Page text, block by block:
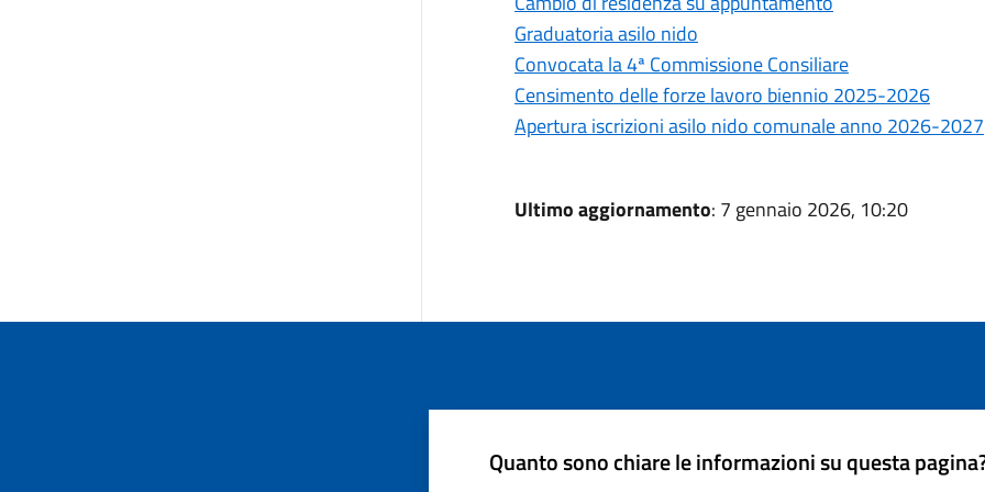
Graduatoria asilo nido
Convocata la 4ª Commissione Consiliare
Censimento delle forze lavoro biennio 2025-2026
Apertura iscrizioni asilo nido comunale anno 2026-2027
Ultimo aggiornamento: 7 gennaio 2026, 10:20
Quanto sono chiare le informazioni su questa